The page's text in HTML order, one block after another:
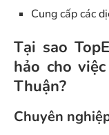
Cung cấp các
Tại sao
hảo cho
Thuận?
Chuyên